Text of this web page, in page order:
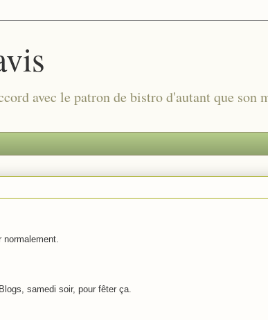
avec le patron de bistro d'autant que son
samedi soir, pour fêter ça.